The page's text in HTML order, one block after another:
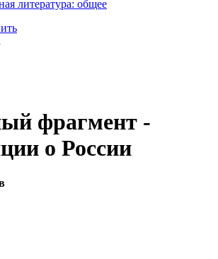
литература: общее
фрагмент -
о России